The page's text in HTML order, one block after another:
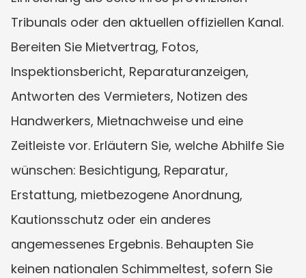
Tribunals oder den aktuellen offiziellen Kanal.
Bereiten Sie Mietvertrag, Fotos,
Inspektionsbericht, Reparaturanzeigen,
Antworten des Vermieters, Notizen des
Handwerkers, Mietnachweise und eine
Zeitleiste vor. Erläutern Sie, welche Abhilfe Sie
wünschen: Besichtigung, Reparatur,
Erstattung, mietbezogene Anordnung,
Kautionsschutz oder ein anderes
angemessenes Ergebnis. Behaupten Sie
keinen nationalen Schimmeltest, sofern Sie